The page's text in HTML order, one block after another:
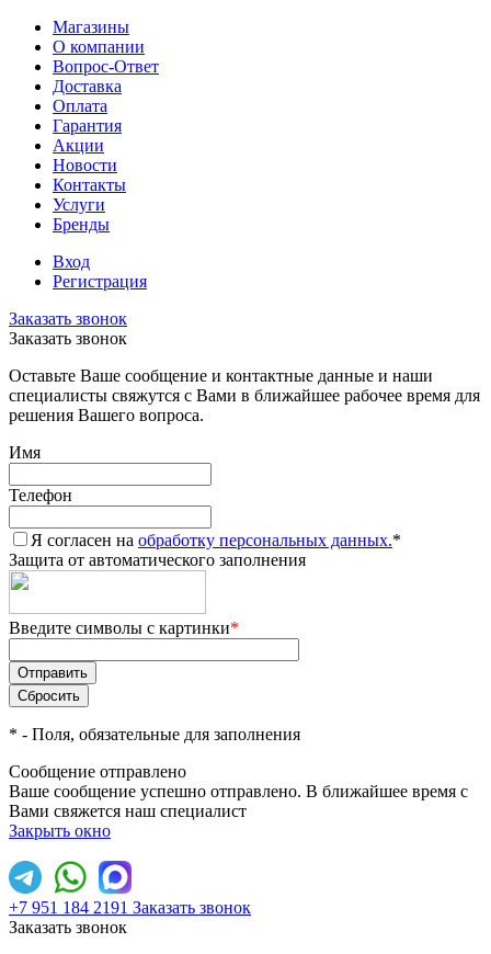
Магазины
О компании
Вопрос-Ответ
Доставка
Оплата
Гарантия
Акции
Новости
Контакты
Услуги
Бренды
Вход
Регистрация
Заказать звонок
Заказать звонок
Оставьте Ваше сообщение и контактные данные и наши
специалисты свяжутся с Вами в ближайшее рабочее время для
решения Вашего вопроса.
Имя
Телефон
Я согласен на обработку персональных данных.*
Защита от автоматического заполнения
Введите символы с картинки*
* - Поля, обязательные для заполнения
Сообщение отправлено
Ваше сообщение успешно отправлено. В ближайшее время с
Вами свяжется наш специалист
Закрыть окно
+7 951 184 2191 Заказать звонок
Заказать звонок